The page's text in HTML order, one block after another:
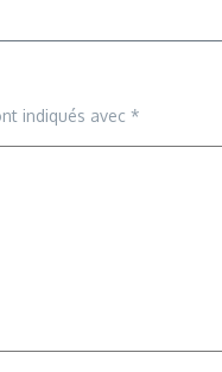
indiqués avec *